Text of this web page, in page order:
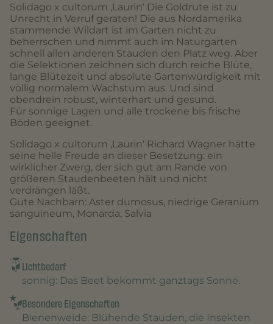
Solidago x cultorum ‚Laurin‘ Die Goldrute ist zu
Unrecht in Verruf geraten! Die aus Nordamerika
stammende Wildart ist im Garten nicht zu
beherrschen und nimmt auch im Naturgarten
schnell allen anderen Stauden den Platz weg. Aber
die Selektionen zeichnen sich durch reiche Blüte,
lange Blütezeit und absolute Gartenwürdigkeit mit
völlig normalem Wachstum aus. Und sind
obendrein robust, winterhart und gesund.
Für sonnige Lagen und alle trockene bis frische
Böden geeignet.
Solidago x cultorum ‚Laurin‘ Richard Wagner hätte
seine helle Freude an dieser Besetzung: ein
wirklicher Zwerg, der sich gut am Rande von
größeren Staudenbeeten hält und nicht
verdrängen läßt.
Gute Nachbarn: Aster dumosus, niedrige Geranium
sanguineum, Monarda, Salvia
Eigenschaften
Lichtbedarf
sonnig: Das Beet bekommt ganztags Sonne.
Besondere Eigenschaften
Bienenweide: Blühende Stauden, die Insekten